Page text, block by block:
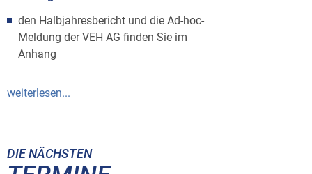
den Halbjahresbericht und die Ad-hoc-
Meldung der VEH AG finden Sie im
Anhang
weiterlesen...
DIE NÄCHSTEN